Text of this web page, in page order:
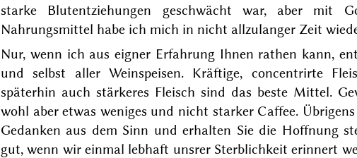
starke Blutentziehungen geschwächt war, aber mit
Nahrungsmittel habe ich mich in nicht allzulanger Zeit
Nur, wenn ich aus eigner Erfahrung Ihnen rathen kann,
und selbst aller Weinspeisen. Kräftige, concentrirte
späterhin auch stärkeres Fleisch sind das beste Mittel.
wohl aber etwas weniges und nicht starker Caffee.
Gedanken aus dem Sinn und erhalten Sie die Hoffnung
gut, wenn wir einmal lebhaft unsrer Sterblichkeit erinnert